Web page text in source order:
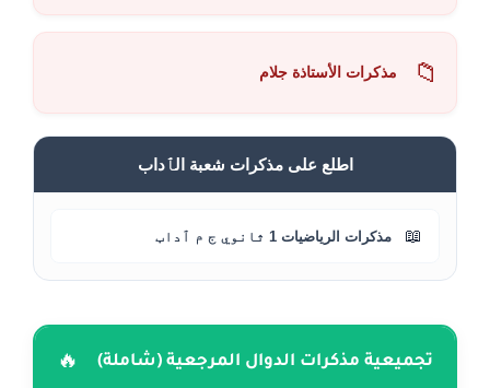
📁 مذكرات الأستاذة جلام
اطلع على مذكرات شعبة الٱداب
📖 مذكرات الرياضيات 1 ثانوي ج م ٱداب
تجميعية مذكرات الدوال المرجعية (شاملة) 🔥